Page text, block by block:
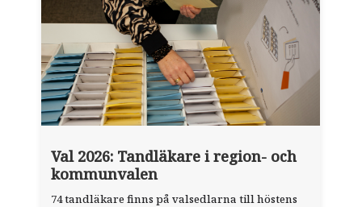
Val 2026: Tandläkare i region- och
kommunvalen
74 tandläkare finns på valsedlarna till höstens